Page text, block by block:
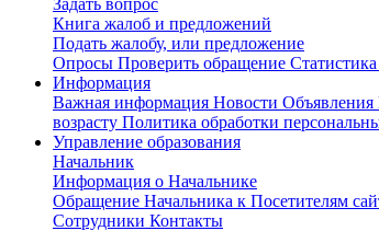
Задать вопрос
Книга жалоб и предложений
Подать жалобу, или предложение
Опросы Проверить обращение
Информация
Важная информация Новости Объявления
возрасту Политика обработки
Управление образования
Начальник
Информация о Начальнике
Обращение Начальника к Посетителям
Сотрудники Контакты